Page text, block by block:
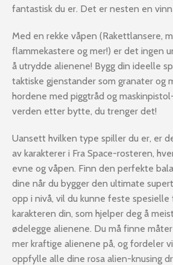
fantastisk du er. Det er nesten en
Med en rekke våpen (Rakettlansere,
flammekastere og mer!) er det ingen
å utrydde alienene! Bygg din ideelle
taktiske gjenstander som granater og
hordene med piggtråd og
verden etter bytte, du trenger det!
Uansett hvilken type spiller du er, er
av karakterer i Fra Space-rosteren,
evne og våpen. Finn den perfekte
dine når du bygger den ultimate
opp i nivå, vil du kunne feste
karakteren din, som hjelper deg å
ødelegge alienene. Du må finne
mer kraftige alienene på, og fordeler
oppfylle alle dine rosa alien-knusing